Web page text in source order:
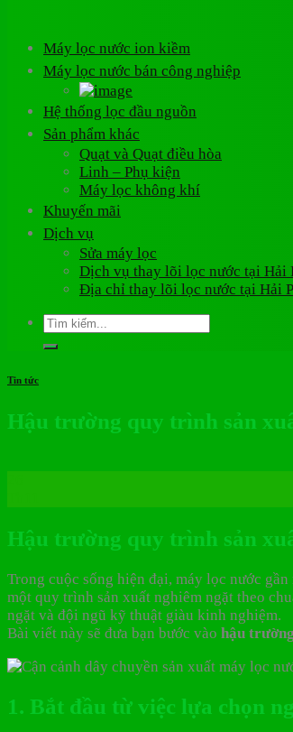
Máy lọc nước ion kiềm
Máy lọc nước bán công nghiệp
Hệ thống lọc đầu nguồn
Sản phẩm khác
Quạt và Quạt điều hòa
Linh – Phụ kiện
Máy lọc không khí
Khuyến mãi
Dịch vụ
Sửa máy lọc
Dịch vụ thay lõi lọc nước tại Hải
Địa chỉ thay lõi lọc nước tại Hải
Tìm
Tin tức
Hậu trường quy trình sản
Hậu trường quy trình sản
Trong cuộc sống hiện đại, máy lọc nước
một quy trình sản xuất nghiêm ngặt theo
ngặt và đội ngũ kỹ thuật giàu kinh nghiệm.
Bài viết này sẽ đưa bạn bước vào hậu
1. Bắt đầu từ việc lựa chọn